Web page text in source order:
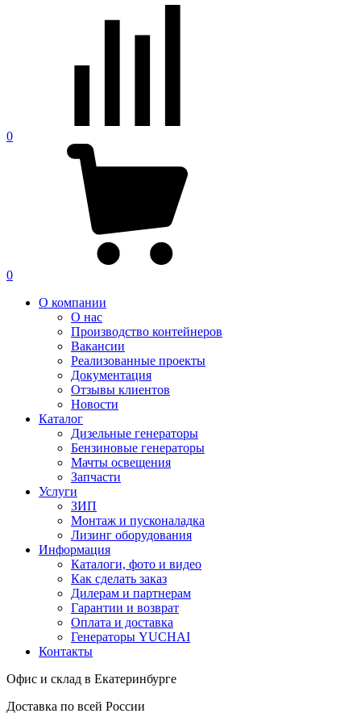
0
0
О компании
О нас
Производство контейнеров
Вакансии
Реализованные проекты
Документация
Отзывы клиентов
Новости
Каталог
Дизельные генераторы
Бензиновые генераторы
Мачты освещения
Запчасти
Услуги
ЗИП
Монтаж и пусконаладка
Лизинг оборудования
Информация
Каталоги, фото и видео
Как сделать заказ
Дилерам и партнерам
Гарантии и возврат
Оплата и доставка
Генераторы YUCHAI
Контакты
Офис и склад в Екатеринбурге
Доставка по всей России